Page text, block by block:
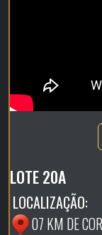
LOTE 20A
LOCALIZAÇÃO:
07 KM DE